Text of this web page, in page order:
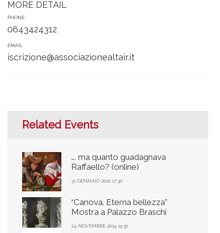
MORE DETAIL
PHONE
0643424312
EMAIL
iscrizione@associazionealtair.it
Related Events
…. ma quanto guadagnava
Raffaello? (online)
31 GENNAIO 2021 17:30
“Canova. Eterna bellezza”
Mostra a Palazzo Braschi
24 NOVEMBRE 2019 15:30